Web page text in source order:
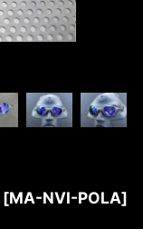
[MA-NVI-POLA]